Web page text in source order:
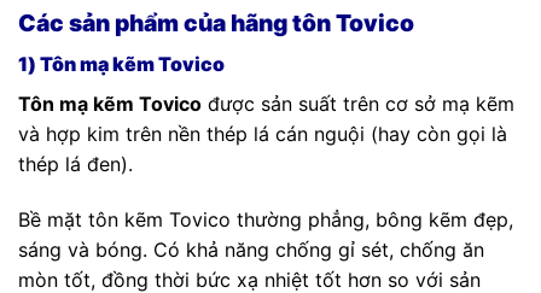
Các sản phẩm của hãng tôn Tovico
1) Tôn mạ kẽm Tovico
Tôn mạ kẽm Tovico được sản suất trên cơ sở mạ kẽm
và hợp kim trên nền thép lá cán nguội (hay còn gọi là
thép lá đen).
Bề mặt tôn kẽm Tovico thường phẳng, bông kẽm đẹp,
sáng và bóng. Có khả năng chống gỉ sét, chống ăn
mòn tốt, đồng thời bức xạ nhiệt tốt hơn so với sản